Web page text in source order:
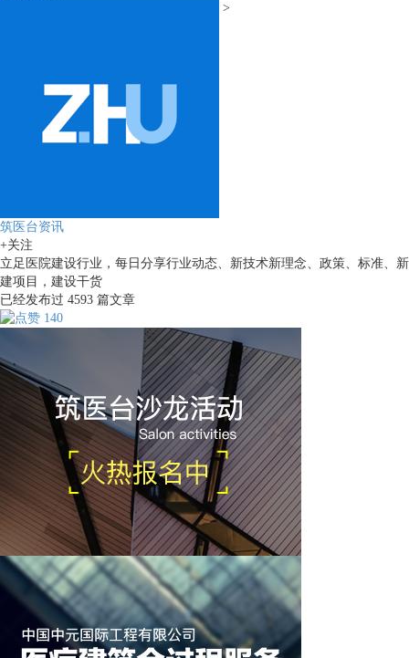
>
筑医台资讯
+关注
立足医院建设行业，每日分享行业动态、新技术新理念、政策、标准、新
建项目，建设干货
已经发布过 4593 篇文章
140